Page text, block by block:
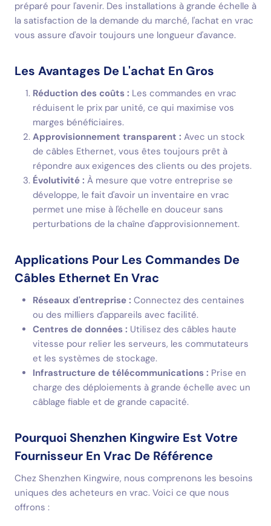
préparé pour l'avenir. Des installations à grande échelle à
la satisfaction de la demande du marché, l'achat en vrac
vous assure d'avoir toujours une longueur d'avance.
Les Avantages De L'achat En Gros
Réduction des coûts : Les commandes en vrac
réduisent le prix par unité, ce qui maximise vos
marges bénéficiaires.
Approvisionnement transparent : Avec un stock
de câbles Ethernet, vous êtes toujours prêt à
répondre aux exigences des clients ou des projets.
Évolutivité : À mesure que votre entreprise se
développe, le fait d'avoir un inventaire en vrac
permet une mise à l'échelle en douceur sans
perturbations de la chaîne d'approvisionnement.
Applications Pour Les Commandes De
Câbles Ethernet En Vrac
Réseaux d'entreprise : Connectez des centaines
ou des milliers d'appareils avec facilité.
Centres de données : Utilisez des câbles haute
vitesse pour relier les serveurs, les commutateurs
et les systèmes de stockage.
Infrastructure de télécommunications : Prise en
charge des déploiements à grande échelle avec un
câblage fiable et de grande capacité.
Pourquoi Shenzhen Kingwire Est Votre
Fournisseur En Vrac De Référence
Chez Shenzhen Kingwire, nous comprenons les besoins
uniques des acheteurs en vrac. Voici ce que nous
offrons :